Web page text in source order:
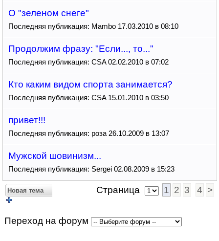
О "зеленом снеге"
Последняя публикация: Mambo 17.03.2010 в 08:10
Продолжим фразу: "Если..., то..."
Последняя публикация: CSA 02.02.2010 в 07:02
Кто каким видом спорта занимается?
Последняя публикация: CSA 15.01.2010 в 03:50
привет!!!
Последняя публикация: роза 26.10.2009 в 13:07
Мужской шовинизм...
Последняя публикация: Sergei 02.08.2009 в 15:23
Новая тема Страница 1 2 3 4 >
Переход на форум